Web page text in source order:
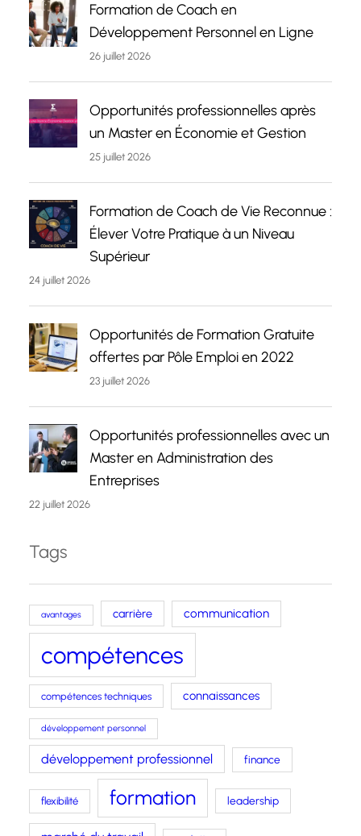
Formation de Coach en
Développement Personnel en Ligne
26 juillet 2026
Opportunités professionnelles après
un Master en Économie et Gestion
25 juillet 2026
Formation de Coach de Vie Reconnue :
Élever Votre Pratique à un Niveau
Supérieur
24 juillet 2026
Opportunités de Formation Gratuite
offertes par Pôle Emploi en 2022
23 juillet 2026
Opportunités professionnelles avec un
Master en Administration des
Entreprises
22 juillet 2026
Tags
avantages carrière communication
compétences
compétences techniques connaissances
développement personnel
développement professionnel finance
flexibilité formation leadership